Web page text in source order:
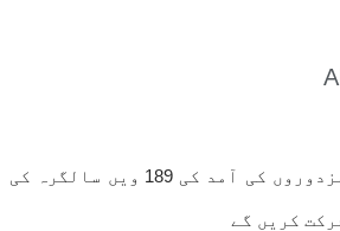
ماریشس میں پابند مزدوروں کی آمد کی 189 ویں سالگرہ کی
کریں گے